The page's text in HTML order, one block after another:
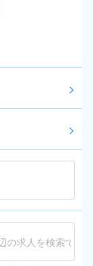
arrow_forward_ios
arrow_forward_ios